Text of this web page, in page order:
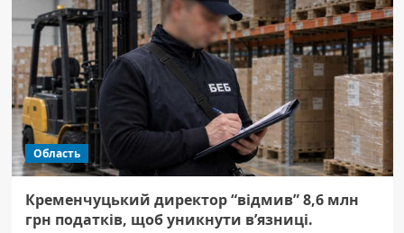
Область
Кременчуцький директор “відмив” 8,6 млн
грн податків, щоб уникнути в’язниці.